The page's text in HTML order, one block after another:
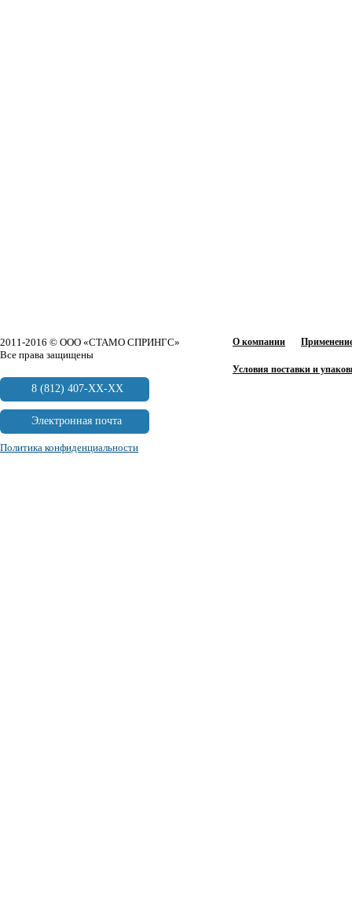
О компании
Условия поставки и
2011-2016 © ООО «СТАМО СПРИНГС»
Все права защищены
8 (812) 407-XX-XX
Электронная почта
Политика конфиденциальности